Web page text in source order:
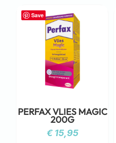
Save
PERFAX VLIES MAGIC
200G
€15,95